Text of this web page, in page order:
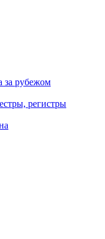
за рубежом
регистры